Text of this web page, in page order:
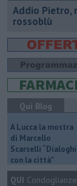
Addio Pietro,
rossoblù
Qui Blog
A Lucca la mostra
di Marcello
Scarselli “Dialoghi
con la città"
QUI Condoglianze